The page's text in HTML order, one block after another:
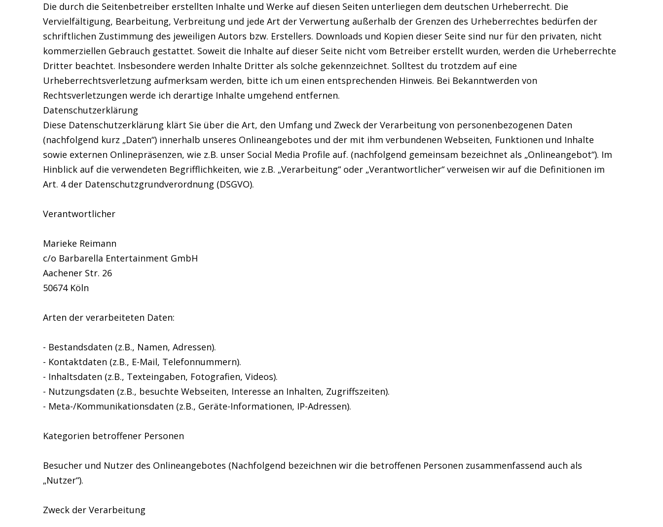
Die durch die Seitenbetreiber erstellten Inhalte und Werke auf diesen Seiten unterliegen dem deutschen Urheberrecht. Die
Vervielfältigung, Bearbeitung, Verbreitung und jede Art der Verwertung außerhalb der Grenzen des Urheberrechtes bedürfen der
schriftlichen Zustimmung des jeweiligen Autors bzw. Erstellers. Downloads und Kopien dieser Seite sind nur für den privaten, nicht
kommerziellen Gebrauch gestattet. Soweit die Inhalte auf dieser Seite nicht vom Betreiber erstellt wurden, werden die Urheberrechte
Dritter beachtet. Insbesondere werden Inhalte Dritter als solche gekennzeichnet. Solltest du trotzdem auf eine
Urheberrechtsverletzung aufmerksam werden, bitte ich um einen entsprechenden Hinweis. Bei Bekanntwerden von
Rechtsverletzungen werde ich derartige Inhalte umgehend entfernen.
Datenschutzerklärung
Diese Datenschutzerklärung klärt Sie über die Art, den Umfang und Zweck der Verarbeitung von personenbezogenen Daten
(nachfolgend kurz „Daten“) innerhalb unseres Onlineangebotes und der mit ihm verbundenen Webseiten, Funktionen und Inhalte
sowie externen Onlinepräsenzen, wie z.B. unser Social Media Profile auf. (nachfolgend gemeinsam bezeichnet als „Onlineangebot“). Im
Hinblick auf die verwendeten Begrifflichkeiten, wie z.B. „Verarbeitung“ oder „Verantwortlicher“ verweisen wir auf die Definitionen im
Art. 4 der Datenschutzgrundverordnung (DSGVO).
Verantwortlicher
Marieke Reimann
c/o Barbarella Entertainment GmbH
Aachener Str. 26
50674 Köln
Arten der verarbeiteten Daten:
- Bestandsdaten (z.B., Namen, Adressen).
- Kontaktdaten (z.B., E-Mail, Telefonnummern).
- Inhaltsdaten (z.B., Texteingaben, Fotografien, Videos).
- Nutzungsdaten (z.B., besuchte Webseiten, Interesse an Inhalten, Zugriffszeiten).
- Meta-/Kommunikationsdaten (z.B., Geräte-Informationen, IP-Adressen).
Kategorien betroffener Personen
Besucher und Nutzer des Onlineangebotes (Nachfolgend bezeichnen wir die betroffenen Personen zusammenfassend auch als
„Nutzer“).
Zweck der Verarbeitung